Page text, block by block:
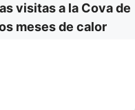
visitas a la Cova de
meses de calor